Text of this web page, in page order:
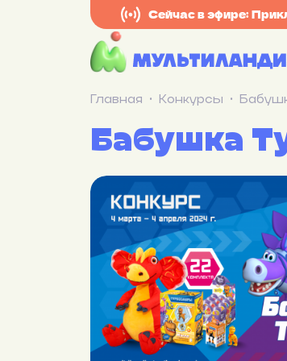
Сейчас в эфире:
Главная Конкурсы
Бабушка